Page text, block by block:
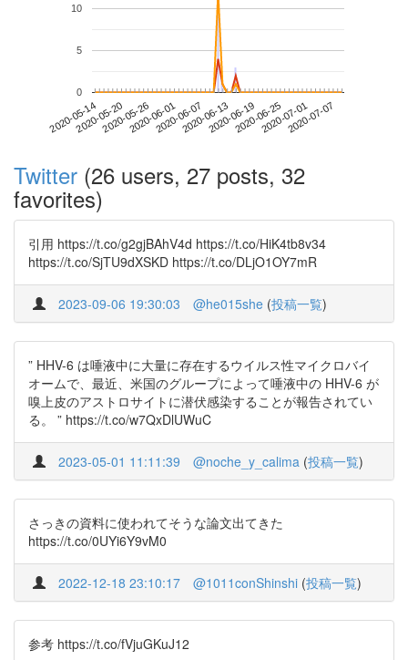
2020-05-142020-05-202020-05-262020-06-012020-06-072020-06-132020-06-192020-06-252020-07-012020-07-07
0
5
10
Twitter (26 users, 27 posts, 32
favorites)
引用 https://t.co/g2gjBAhV4d https://t.co/HiK4tb8v34
https://t.co/SjTU9dXSKD https://t.co/DLjO1OY7mR
2023-09-06 19:30:03 @he015she (投稿一覧)
” HHV-6 は唾液中に大量に存在するウイルス性マイクロバイ
オームで、最近、米国のグループによって唾液中の HHV-6 が
嗅上皮のアストロサイトに潜伏感染することが報告されてい
る。 ” https://t.co/w7QxDlUWuC
2023-05-01 11:11:39 @noche_y_calima (投稿一覧)
さっきの資料に使われてそうな論文出てきた
https://t.co/0UYi6Y9vM0
2022-12-18 23:10:17 @1011conShinshi (投稿一覧)
参考 https://t.co/fVjuGKuJ12